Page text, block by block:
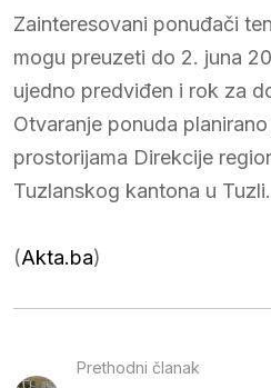
Zainteresovani ponuđači
mogu preuzeti do 2. juna
ujedno predviđen i rok za
Otvaranje ponuda
prostorijama Direkcije
Tuzlanskog kantona u Tuzli.
(Akta.ba)
Prethodni članak